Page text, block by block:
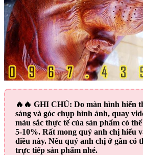
🔥🔥 GHI CHÚ: Do màn hình hiển
sáng và góc chụp hình ảnh, quay
màu sắc thực tế của sản phẩm có
5-10%. Rất mong quý anh chị hiểu
điều này. Nếu quý anh chị ở gần có
trực tiếp sản phẩm nhé.